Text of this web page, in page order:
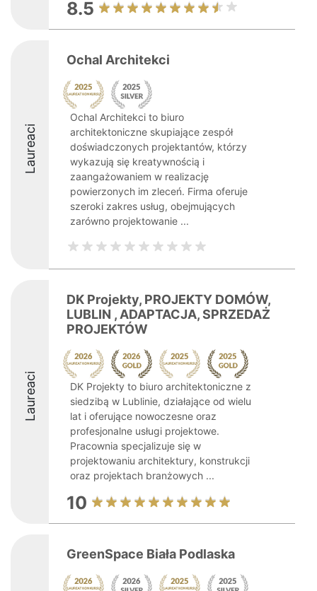
8.5
Laureaci
Ochal Architekci
Ochal Architekci to biuro
architektoniczne skupiające zespół
doświadczonych projektantów, którzy
wykazują się kreatywnością i
zaangażowaniem w realizację
powierzonych im zleceń. Firma oferuje
szeroki zakres usług, obejmujących
zarówno projektowanie ...
Laureaci
DK Projekty, PROJEKTY DOMÓW,
LUBLIN , ADAPTACJA, SPRZEDAŻ
PROJEKTÓW
DK Projekty to biuro architektoniczne z
siedzibą w Lublinie, działające od wielu
lat i oferujące nowoczesne oraz
profesjonalne usługi projektowe.
Pracownia specjalizuje się w
projektowaniu architektury, konstrukcji
oraz projektach branżowych ...
10
GreenSpace Biała Podlaska